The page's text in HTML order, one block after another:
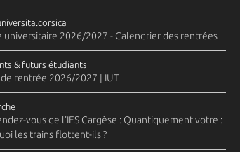
universitaire 2026/2027 - Calendrier des rentrées
& futurs étudiants
rentrée 2026/2027 | IUT
vous de l'IES Cargèse : Quantiquement votre :
les trains flottent-ils ?